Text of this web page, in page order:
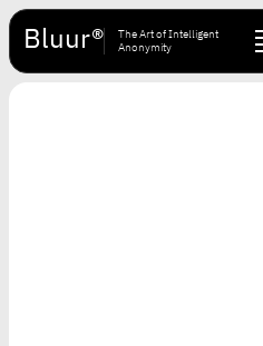
Bluur®
The Art of Intelligent
Anonymity